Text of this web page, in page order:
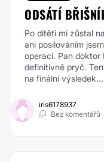
ODSÁTÍ
Po dítěti mi zůstal
ani posilováním
operaci. Pan doktor
definitivně pryč.
na finální
iris6178937
Bez komentářů